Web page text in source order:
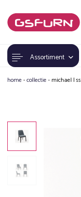
Assortiment
home -collectie - michael | ss